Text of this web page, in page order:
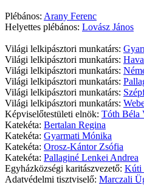
Plébános: Arany Ferenc
Helyettes plébános: Lovász János
Világi lelkipásztori munkatárs:
Világi lelkipásztori munkatárs:
Világi lelkipásztori munkatárs:
Világi lelkipásztori munkatárs:
Világi lelkipásztori munkatárs:
Világi lelkipásztori munkatárs:
Képviselőtestületi elnök: Tóth Béla
Katekéta: Bertalan Regina
Katekéta: Gyarmati Mónika
Katekéta: Orosz-Kántor Zsófia
Katekéta: Pallaginé Lenkei Andrea
Egyházközségi karitászvezető: Kúti
Adatvédelmi tisztviselő: Marczali